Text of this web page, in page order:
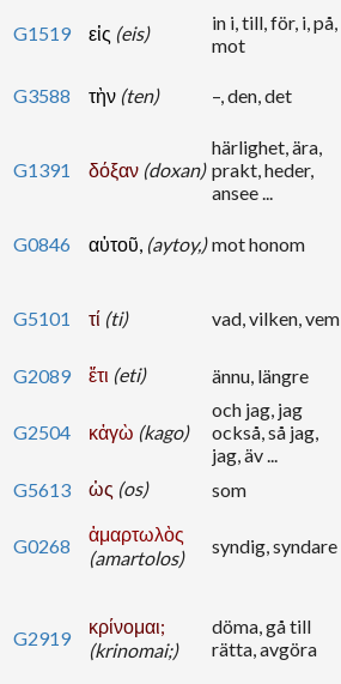
G1519 εἰς (eis)
in i, till, för, i, på,
mot
G3588 τὴν (ten) –, den, det
G1391 δόξαν (doxan)
härlighet, ära,
prakt, heder,
ansee ...
G0846 αὐτοῦ, (aytoy,) mot honom
G5101 τί (ti) vad, vilken, vem
G2089 ἔτι (eti) ännu, längre
G2504 κἀγὼ (kago)
och jag, jag
också, så jag,
jag, äv ...
G5613 ὡς (os) som
G0268
ἁμαρτωλὸς
(amartolos)
syndig, syndare
G2919
κρίνομαι;
(krinomai;)
döma, gå till
rätta, avgöra